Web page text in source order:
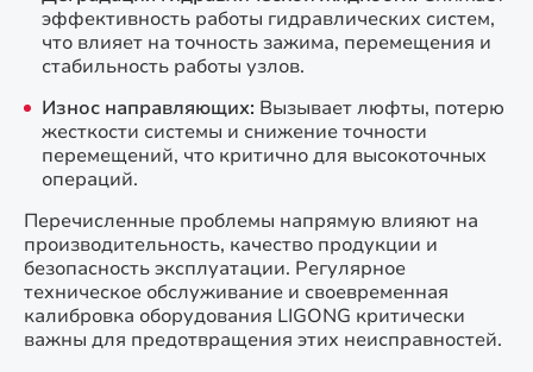
эффективность работы гидравлических систем,
что влияет на точность зажима, перемещения и
стабильность работы узлов.
Износ направляющих: Вызывает люфты, потерю
жесткости системы и снижение точности
перемещений, что критично для высокоточных
операций.
Перечисленные проблемы напрямую влияют на
производительность, качество продукции и
безопасность эксплуатации. Регулярное
техническое обслуживание и своевременная
калибровка оборудования LIGONG критически
важны для предотвращения этих неисправностей.